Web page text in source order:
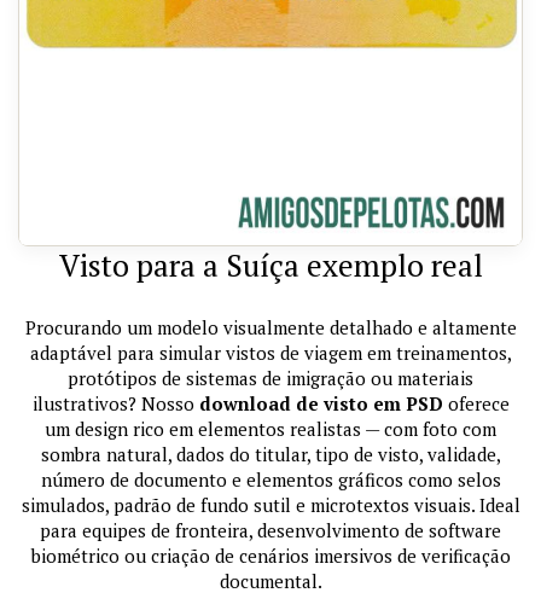
Visto para a Suíça exemplo real
Procurando um modelo visualmente detalhado e altamente
adaptável para simular vistos de viagem em treinamentos,
protótipos de sistemas de imigração ou materiais
ilustrativos? Nosso download de visto em PSD oferece
um design rico em elementos realistas — com foto com
sombra natural, dados do titular, tipo de visto, validade,
número de documento e elementos gráficos como selos
simulados, padrão de fundo sutil e microtextos visuais. Ideal
para equipes de fronteira, desenvolvimento de software
biométrico ou criação de cenários imersivos de verificação
documental.